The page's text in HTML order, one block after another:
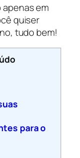
apenas em
quiser
tudo bem!
para o